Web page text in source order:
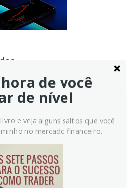
marcado por incerteza nos
de tribunal americano
recíprocas de Trump. A
IEEPA, possíveis recursos à
de você
de nível
e veja alguns saltos que você
no mercado financeiro.